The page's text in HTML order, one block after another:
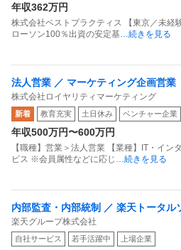
年収362万円
株式会社ベストプラクティス 【東京／未
ローソン100％出資の安定基 …続きを見る
法人営業 ／ マーケティング企画営
内最大級の共通ポイントサービスを
目指すデータマーケティングカンパニ
株式会社ロイヤリティマーケティング
新着 教育充実 土日休み ベンチャー企業
年収500万円〜600万円
【職種】営業＞法人営業 【業種】IT・イン
ビス ※会員属性などに応じ
…続きを見る
内部監査・内部統制 ／ 楽天トータル
戦略事業コンプライアンス支援部 業
プライアンス推進担当（SBCSD）
楽天グループ株式会社
自社サービス 若手活躍中 上場企業